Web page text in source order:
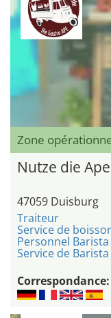
Zone
Nutze die
47059 Duisburg
Traiteur
Service de
Personnel Barista
Service de Barista
Correspondance: